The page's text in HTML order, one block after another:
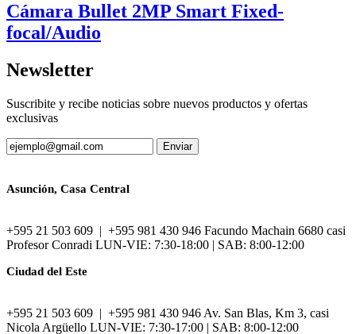
Cámara Bullet 2MP Smart Fixed-
focal/Audio
Newsletter
Suscribite y recibe noticias sobre nuevos productos y ofertas
exclusivas
Asunción, Casa Central
+595 21 503 609 | +595 981 430 946 Facundo Machain 6680 casi
Profesor Conradi LUN-VIE: 7:30-18:00 | SAB: 8:00-12:00
Ciudad del Este
+595 21 503 609 | +595 981 430 946 Av. San Blas, Km 3, casi
Nicola Argüello LUN-VIE: 7:30-17:00 | SAB: 8:00-12:00